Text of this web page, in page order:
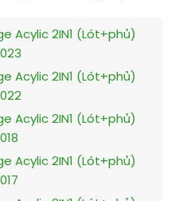
Acylic 2IN1 (Lót+phủ)
Acylic 2IN1 (Lót+phủ)
Acylic 2IN1 (Lót+phủ)
Acylic 2IN1 (Lót+phủ)